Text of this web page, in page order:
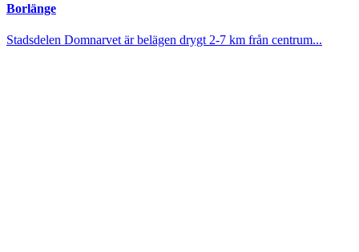
Borlänge
Stadsdelen Domnarvet är belägen drygt 2-7 km från centrum...